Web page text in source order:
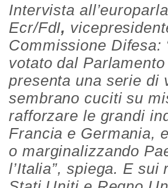
Intervista
Ecr/FdI,
Commissione Difesa:
votato dal
presenta una serie di
sembrano cuciti su
rafforzare le grandi
Francia e Germania,
o marginalizzando
l’Italia”, spiega. E sui